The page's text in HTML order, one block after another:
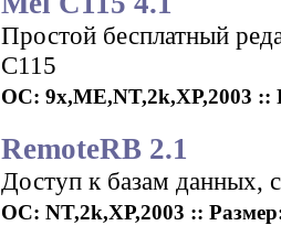
Простой бесплатный
C115
ОС: 9x,ME,NT,2k,XP,2003 ::
RemoteRB 2.1
Доступ к базам данных,
ОС: NT,2k,XP,2003 ::